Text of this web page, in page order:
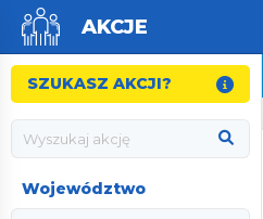
AKCJE
SZUKASZ AKCJI?
Województwo